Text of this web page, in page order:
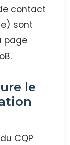
contact
sont
page
le
CQP